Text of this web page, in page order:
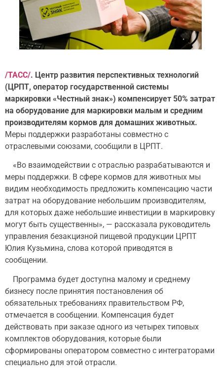
/ТАСС/. Центр развития перспективных технологий
(ЦРПТ, оператор государственной системы
маркировки «Честный знак») компенсирует 50% затрат
на оборудование для маркировки малым и средним
производителям кормов для домашних животных.
Меры поддержки разработаны совместно с
отраслевыми союзами, сообщили в ЦРПТ.
«Во взаимодействии с отраслью разрабатываются и
меры поддержки. В сфере кормов для животных мы
видим необходимость предложить компенсацию части
затрат на оборудование небольшим производителям,
для которых даже небольшие инвестиции в маркировку
могут быть существенны», — рассказала руководитель
управления безакцизной пищевой продукции ЦРПТ
Юлия Кузьмина, слова которой приводятся в
сообщении.
Программа будет доступна малому и среднему
бизнесу после принятия постановления об
обязательных требованиях правительством РФ,
отмечается в сообщении. Компенсация будет
действовать при заказе одного из четырех типовых
комплектов оборудования, которые были
сформированы оператором совместно с интеграторами
специально для этой отрасли.